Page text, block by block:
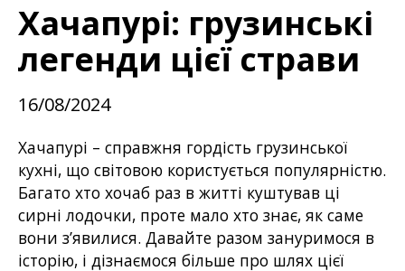
Хачапурі: грузинські
легенди цієї страви
16/08/2024
Хачапурі – справжня гордість грузинської
кухні, що світовою користується популярністю.
Багато хто хочаб раз в житті куштував ці
сирні лодочки, проте мало хто знає, як саме
вони з’явилися. Давайте разом зануримося в
історію, і дізнаємося більше про шлях цієї